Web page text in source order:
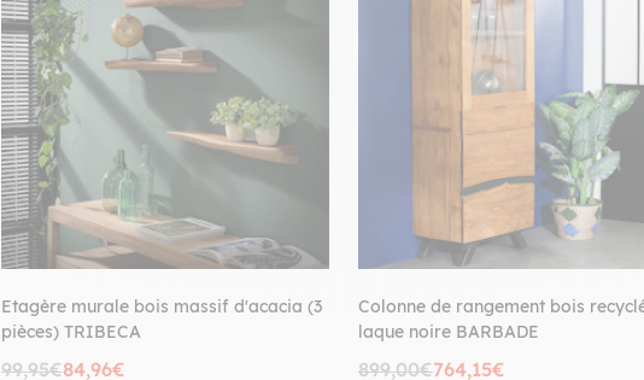
Etagère murale bois massif d'acacia (3
pièces) TRIBECA
99,95€84,96€
Colonne de rangement bois
laque noire BARBADE
899,00€764,15€